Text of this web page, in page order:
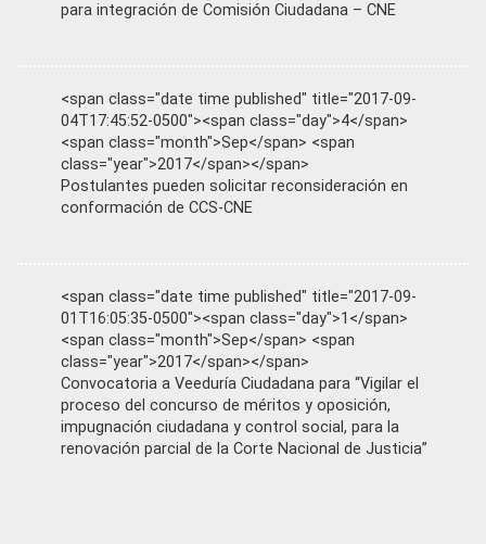
para integración de Comisión Ciudadana – CNE
<span class="date time published" title="2017-09-
04T17:45:52-0500"><span class="day">4</span>
<span class="month">Sep</span> <span
class="year">2017</span></span>
Postulantes pueden solicitar reconsideración en
conformación de CCS-CNE
<span class="date time published" title="2017-09-
01T16:05:35-0500"><span class="day">1</span>
<span class="month">Sep</span> <span
class="year">2017</span></span>
Convocatoria a Veeduría Ciudadana para “Vigilar el
proceso del concurso de méritos y oposición,
impugnación ciudadana y control social, para la
renovación parcial de la Corte Nacional de Justicia”